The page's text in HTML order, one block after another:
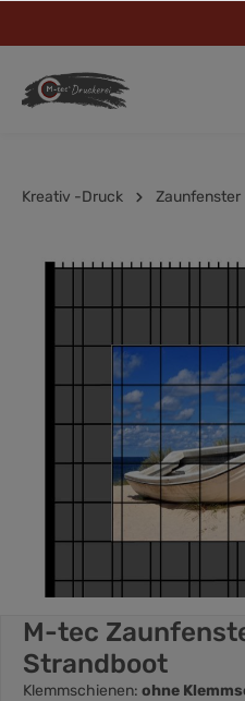
Kreativ -Druck Zaunfenster
M-tec
Strandboot
Klemmschienen: ohne